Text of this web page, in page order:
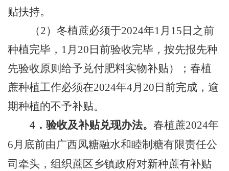
贴扶持。
（2）冬植蔗必须于2024年1月 15 日之前
种植完毕， 1月 20 日前验收完毕，按先报先种
先验收原则给予兑付肥料实物补贴）；春植
蔗种植工作必须在2024年4月 20 日前完成，逾
期种植的不予补贴。
4 ．验收及补贴兑现办法。 春植蔗2024年
6月底前由广西凤糖融水和睦制糖有限责任公
司牵头，组织蔗区乡镇政府对新种蔗有补贴